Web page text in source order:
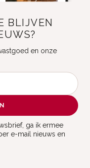
BLIJVEN
en onze
ga ik ermee
e-mail nieuws en